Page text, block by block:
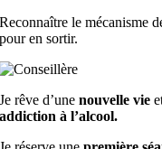
Reconnaître le mécanisme
pour en sortir.
Je rêve d’unenouvelle vie
addiction à l’alcool.